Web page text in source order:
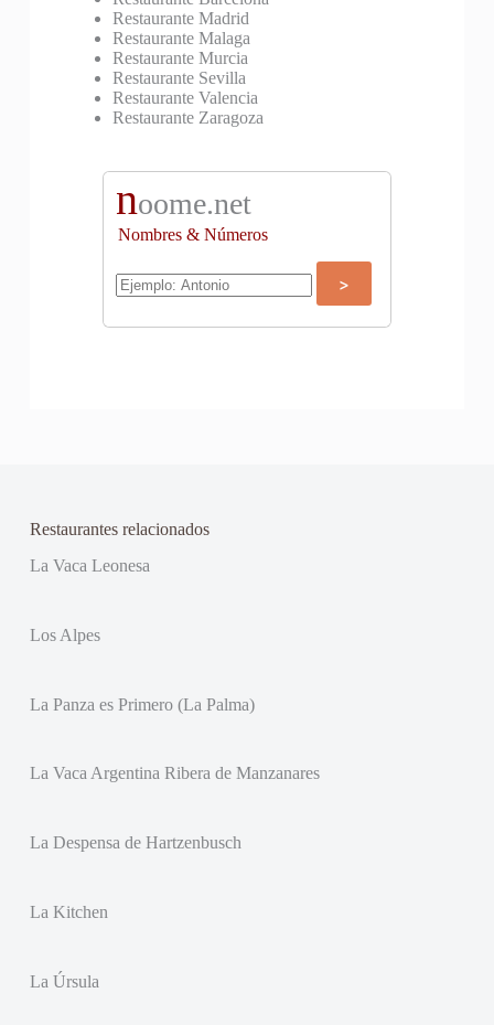
Restaurante Madrid
Restaurante Malaga
Restaurante Murcia
Restaurante Sevilla
Restaurante Valencia
Restaurante Zaragoza
noome.net
Nombres & Números
Restaurantes relacionados
La Vaca Leonesa
Los Alpes
La Panza es Primero (La Palma)
La Vaca Argentina Ribera de Manzanares
La Despensa de Hartzenbusch
La Kitchen
La Úrsula